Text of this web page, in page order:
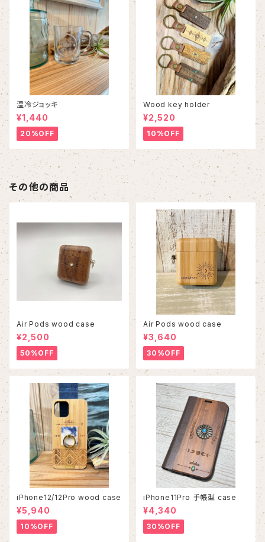
温冷ジョッキ
¥1,440
20%OFF
Wood key holder
¥2,520
10%OFF
その他の商品
Air Pods wood case
¥2,500
50%OFF
Air Pods wood case
¥3,640
30%OFF
iPhone12/12Pro wood case
¥5,940
10%OFF
iPhone11Pro 手帳型 case
¥4,340
30%OFF